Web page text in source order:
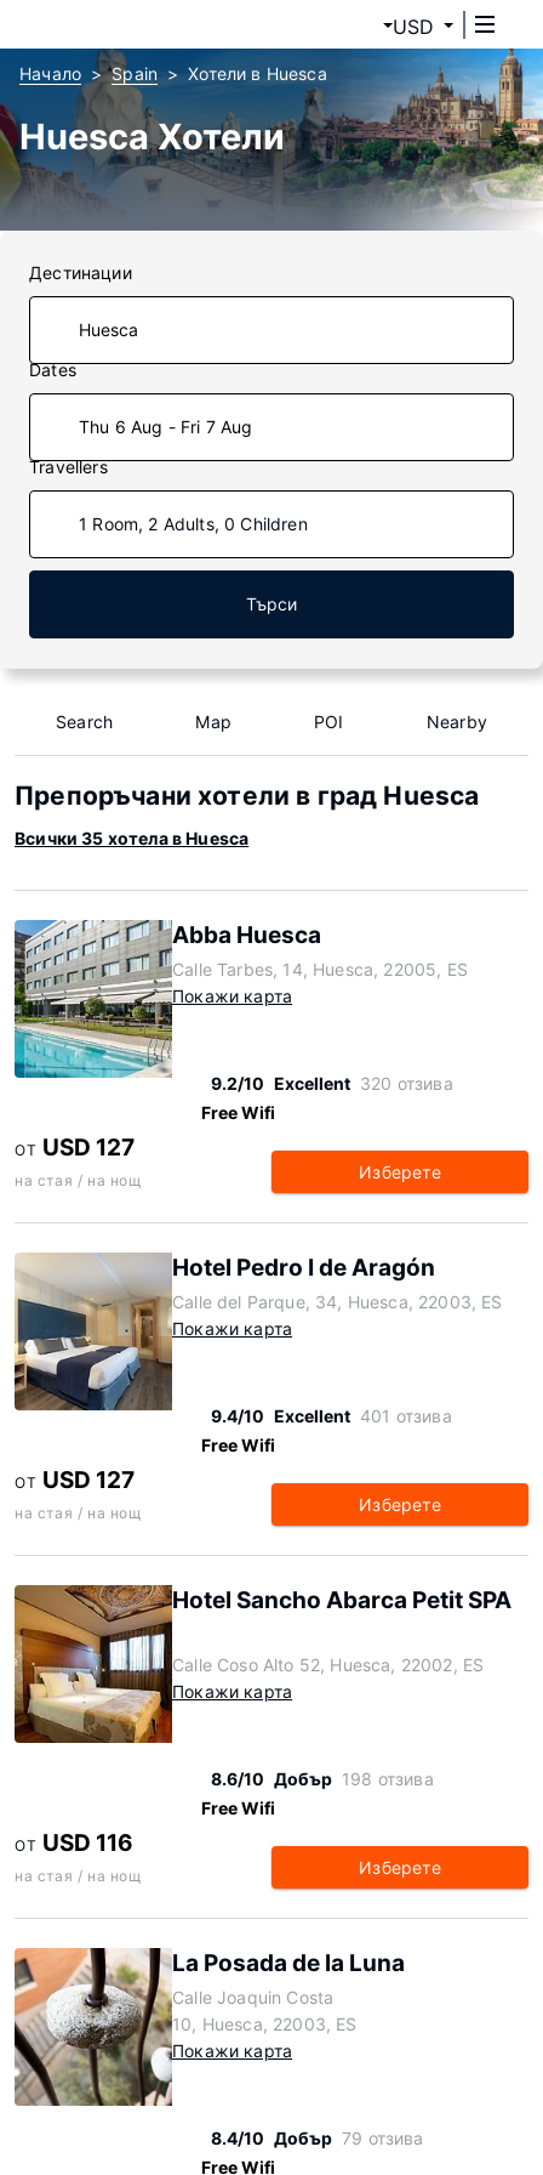
USD
Начало Spain Хотели в Huesca
Huesca Хотели
Дестинации
Dates
Thu 6 Aug - Fri 7 Aug
Travellers
1 Room, 2 Adults, 0 Children
Търси
Search Map POI Nearby
Препоръчани хотели в град Huesca
Всички 35 хотела в Huesca
Abba Huesca
Calle Tarbes, 14, Huesca, 22005, ES
Покажи карта
9.2/10 Excellent 320 отзива
Free Wifi
ОТ USD 127
на стая / на нощ Изберете
Hotel Pedro I de Aragón
Calle del Parque, 34, Huesca, 22003, ES
Покажи карта
9.4/10 Excellent 401 отзива
Free Wifi
ОТ USD 127
на стая / на нощ Изберете
Hotel Sancho Abarca Petit SPA
Calle Coso Alto 52, Huesca, 22002, ES
Покажи карта
8.6/10 Добър 198 отзива
Free Wifi
ОТ USD 116
на стая / на нощ Изберете
La Posada de la Luna
Calle Joaquin Costa
10, Huesca, 22003, ES
Покажи карта
8.4/10 Добър 79 отзива
Free Wifi